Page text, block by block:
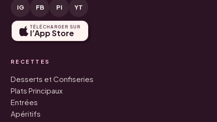
IG FB PI YT
TÉLÉCHARGER SUR
l’App Store
RECETTES
Desserts et Confiseries
Plats Principaux
Entrées
Apéritifs